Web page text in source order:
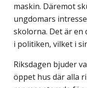
maskin. Däremot
ungdomars
skolorna. Det är en
i politiken, vilket i
Riksdagen bjuder
öppet hus där alla